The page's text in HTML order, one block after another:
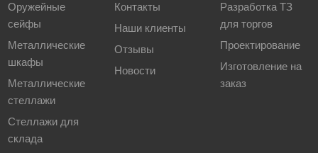
Оружейные
сейфы
Металлические
шкафы
Металлические
стеллажи
Стеллажи для
склада
Контакты
Наши клиенты
Отзывы
Новости
Разработка ТЗ
для торгов
Проектирование
Изготовление на
заказ